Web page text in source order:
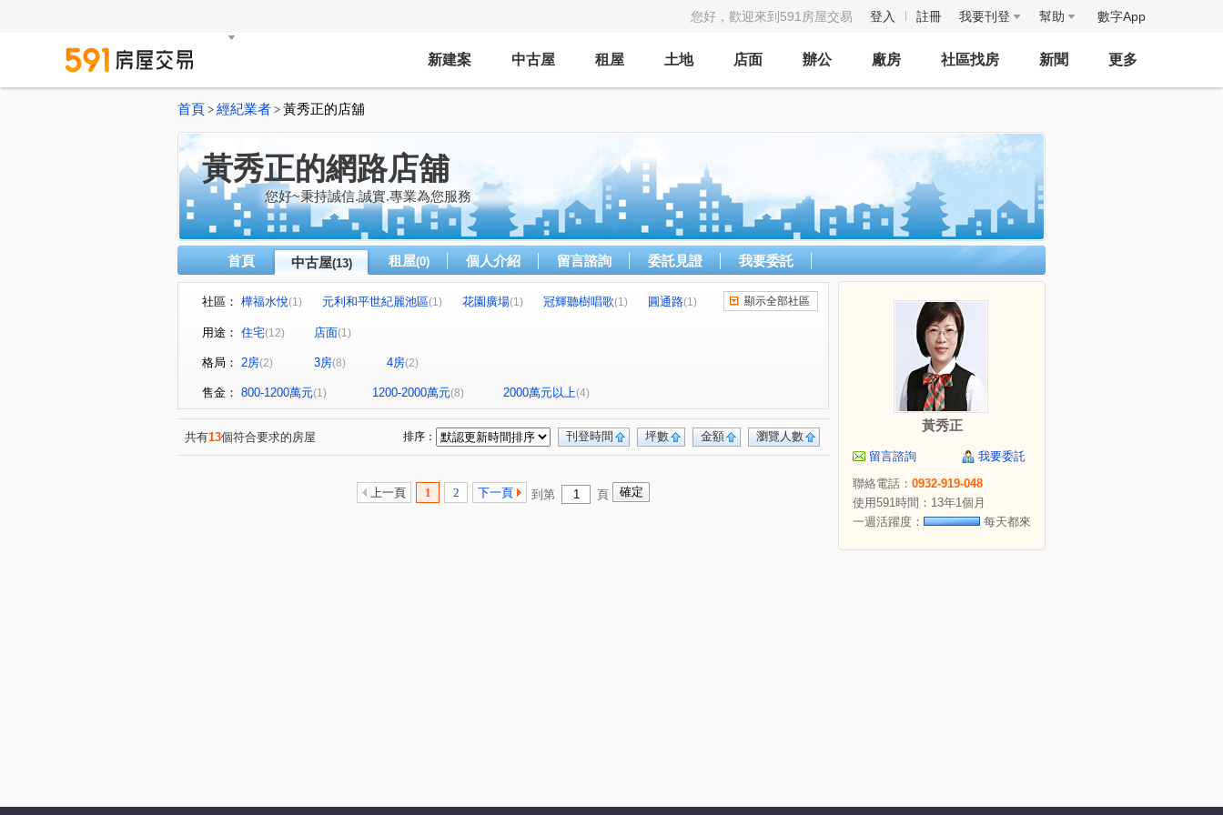
您好，歡迎來到591房屋交易 登入 註冊 我要刊登 幫助 數字App
新建案 中古屋 租屋 土地 店面 辦公 廠房 社區找房 新聞 更多
首頁 > 經紀業者 > 黃秀正的店舖
黃秀正的網路店舖
您好~秉持誠信.誠實.專業為您服務
首頁 中古屋(13) 租屋(0) 個人介紹 留言諮詢 委託見證 我要委託
社區： 樺福水悅(1) 元利和平世紀麗池區(1) 花園廣場(1) 冠輝聽樹唱歌(1) 圓通路(1)
環河西路一段 (1)
顯示全部社區
用途： 住宅(12) 店面(1)
格局： 2房(2) 3房(8) 4房(2)
售金： 800-1200萬元(1) 1200-2000萬元(8) 2000萬元以上(4)
共有13個符合要求的房屋 瀏覽人數
金額
坪數
刊登時間
排序：
上一頁 1 2 下一頁 到第 頁
黃秀正
留言諮詢
我要委託
聯絡電話： 0932-919-048
使用591時間：13年1個月
一週活躍度：
每天都來